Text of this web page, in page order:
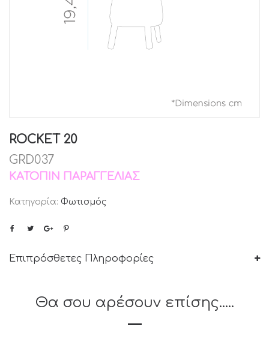
ROCKET 20
GRD037
ΚΑΤΌΠΙΝ ΠΑΡΑΓΓΕΛΊΑΣ
Κατηγορία: Φωτισμός
Επιπρόσθετες Πληροφορίες
Θα σου αρέσουν επίσης.....